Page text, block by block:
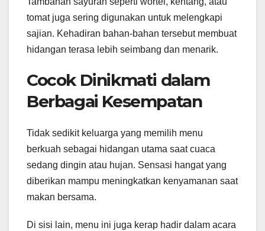
tomat juga sering digunakan untuk melengkapi
sajian. Kehadiran bahan-bahan tersebut membuat
hidangan terasa lebih seimbang dan menarik.
Cocok Dinikmati dalam
Berbagai Kesempatan
Tidak sedikit keluarga yang memilih menu
berkuah sebagai hidangan utama saat cuaca
sedang dingin atau hujan. Sensasi hangat yang
diberikan mampu meningkatkan kenyamanan saat
makan bersama.
Di sisi lain, menu ini juga kerap hadir dalam acara